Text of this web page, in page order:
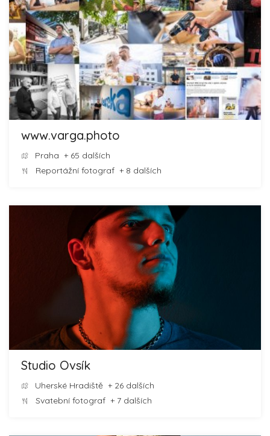
www.varga.photo
Praha + 65 dalších
Reportážní fotograf + 8 dalších
Studio Ovsík
Uherské Hradiště + 26 dalších
Svatební fotograf + 7 dalších